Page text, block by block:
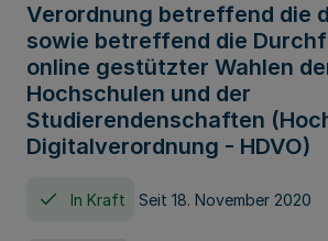
Verordnung betreffend die
sowie betreffend die
online gestützter Wahlen
Hochschulen und der
Studierendenschaften
Digitalverordnung - HDVO)
In Kraft Seit 18. November 2020